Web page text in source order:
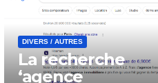
DIVERS / AUTRES
La recherche
‘agence